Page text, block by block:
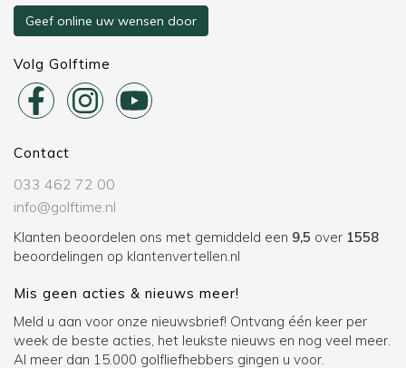
Geef online uw wensen door
Volg Golftime
Contact
033 462 72 00
info@golftime.nl
Klanten beoordelen ons met gemiddeld een 9,5 over 1558
beoordelingen op klantenvertellen.nl
Mis geen acties & nieuws meer!
Meld u aan voor onze nieuwsbrief! Ontvang één keer per
week de beste acties, het leukste nieuws en nog veel meer.
Al meer dan 15.000 golfliefhebbers gingen u voor.